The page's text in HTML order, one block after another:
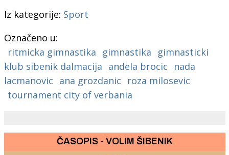
Iz kategorije: Sport
Označeno u:
ritmicka gimnastika
gimnastika
gimnasticki
klub sibenik dalmacija andela brocic
nada
lacmanovic ana grozdanic
roza milosevic
tournament city of verbania
ČASOPIS - VOLIM ŠIBENIK